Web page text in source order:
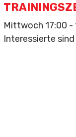
Kontakt
Mittwoch 17:00 -
Interessierte